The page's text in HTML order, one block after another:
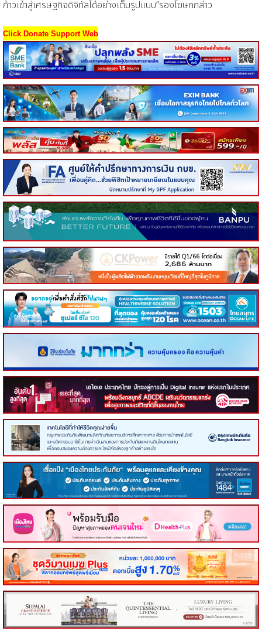
ก้าวเข้าสู่เศรษฐกิจดิจิทัลได้อย่างเต็มรูปแบบ”รองโฆษกกล่าว
Click Donate Support Web